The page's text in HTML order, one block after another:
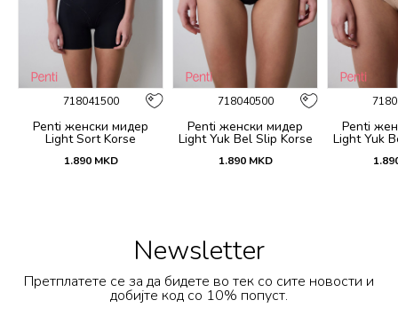
718041500
Penti женски мидер
Light Sort Korse
1.890 MKD
718040500
Penti женски мидер
Light Yuk Bel Slip Korse
1.890 MKD
Penti
Light Yuk
Newsletter
Претплатете се за да бидете во тек со сите новости и
добијте код со 10% попуст.